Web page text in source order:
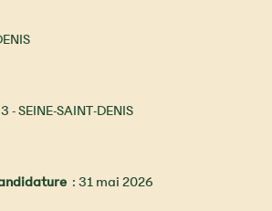
- SEINE-SAINT-DENIS
: 31 mai 2026